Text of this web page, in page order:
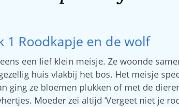
1 Roodkapje en de wolf
een lief klein meisje. Ze woonde
huis vlakbij het bos. Het meisje
ging ze bloemen plukken of met de
Moeder zei altijd ‘Vergeet niet je